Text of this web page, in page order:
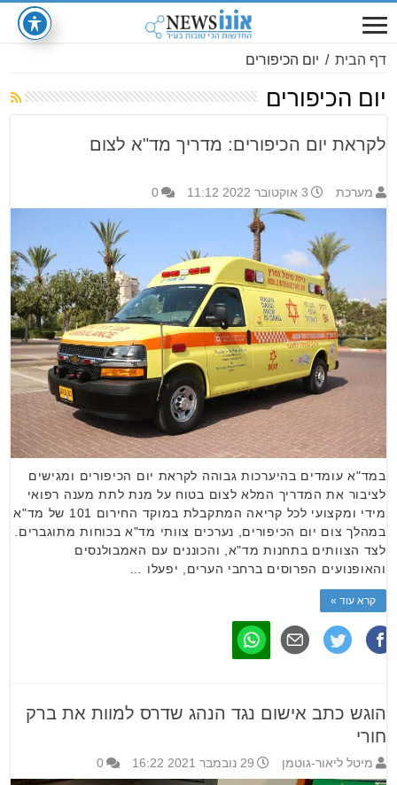
דף הבית / יום הכיפורים
יום הכיפורים
לקראת יום הכיפורים: מדריך מד"א לצום
מערכת 3 אוקטובר 2022 11:12 0
במד"א עומדים בהיערכות גבוהה לקראת יום הכיפורים ומגישים
לציבור את המדריך המלא לצום בטוח על מנת לתת מענה רפואי
מידי ומקצועי לכל קריאה המתקבלת במוקד החירום 101 של מד"א
במהלך צום יום הכיפורים, נערכים צוותי מד"א בכוחות מתוגברים.
לצד הצוותים בתחנות מד"א, והכוננים עם האמבולנסים
והאופנועים הפרוסים ברחבי הערים, יפעלו …
קרא עוד »
הוגש כתב אישום נגד הנהג שדרס למוות את ברק
חורי
מיטל ליאור-גוטמן 29 נובמבר 2021 16:22 0